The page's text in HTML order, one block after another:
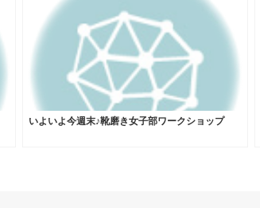
いよいよ今週末♪靴磨き女子部ワークショップ